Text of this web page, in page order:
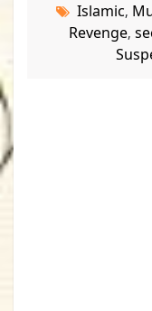
Islamic,
Revenge,